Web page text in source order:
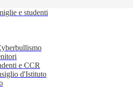
e studenti
e CCR
d'Istituto